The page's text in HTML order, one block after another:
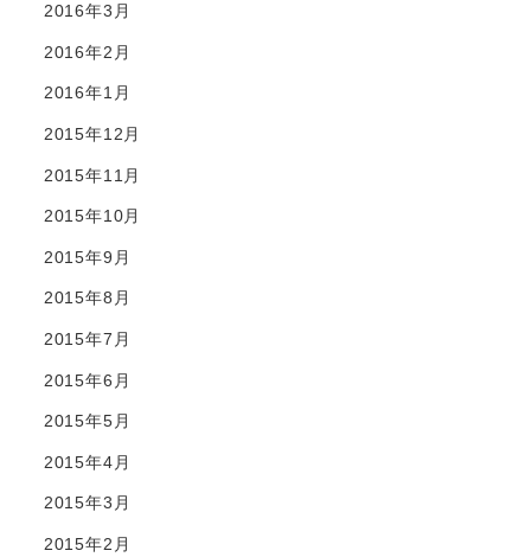
2016年3月
2016年2月
2016年1月
2015年12月
2015年11月
2015年10月
2015年9月
2015年8月
2015年7月
2015年6月
2015年5月
2015年4月
2015年3月
2015年2月